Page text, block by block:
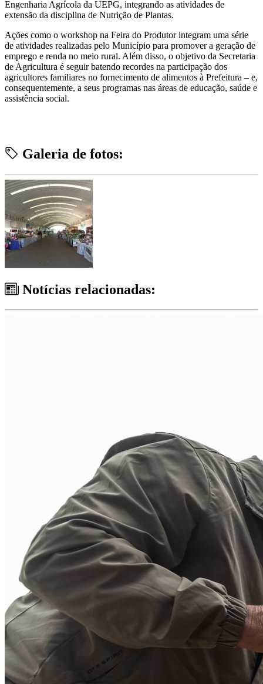
Engenharia Agrícola da UEPG, integrando as atividades de
extensão da disciplina de Nutrição de Plantas.
Ações como o workshop na Feira do Produtor integram uma série
de atividades realizadas pelo Município para promover a geração de
emprego e renda no meio rural. Além disso, o objetivo da Secretaria
de Agricultura é seguir batendo recordes na participação dos
agricultores familiares no fornecimento de alimentos à Prefeitura – e,
consequentemente, a seus programas nas áreas de educação, saúde e
assistência social.
Galeria de fotos:
Notícias relacionadas: